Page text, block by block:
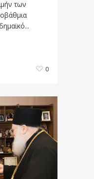
των
0